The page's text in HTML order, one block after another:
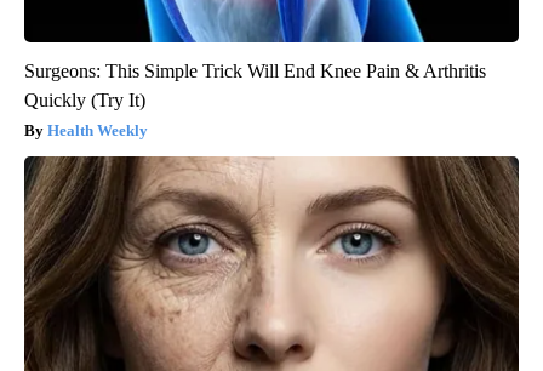
Surgeons: This Simple Trick Will End Knee Pain & Arthritis
Quickly (Try It)
Health Weekly